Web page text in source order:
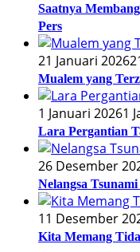
Saatnya
Pers
21 Januari 2026
Mualem yang
1 Januari 20261
Lara Pergantian
26 Desember
Nelangsa
11 Desember
Kita Memang